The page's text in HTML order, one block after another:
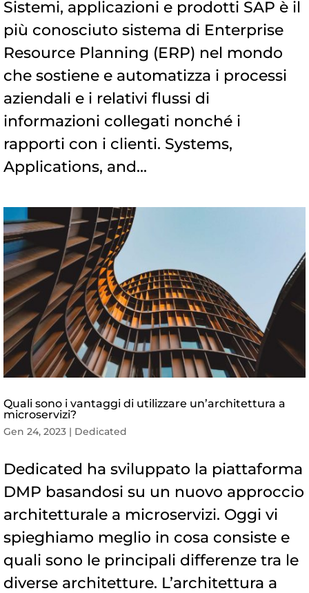
Sistemi, applicazioni e prodotti SAP è il
più conosciuto sistema di Enterprise
Resource Planning (ERP) nel mondo
che sostiene e automatizza i processi
aziendali e i relativi flussi di
informazioni collegati nonché i
rapporti con i clienti. Systems,
Applications, and...
Quali sono i vantaggi di utilizzare un’architettura a
microservizi?
Gen 24, 2023 | Dedicated
Dedicated ha sviluppato la piattaforma
DMP basandosi su un nuovo approccio
architetturale a microservizi. Oggi vi
spieghiamo meglio in cosa consiste e
quali sono le principali differenze tra le
diverse architetture. L’architettura a